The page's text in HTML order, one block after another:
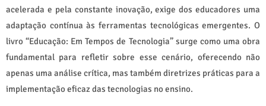
acelerada e pela constante inovação, exige dos educadores uma
adaptação contínua às ferramentas tecnológicas emergentes. O
livro “Educação: Em Tempos de Tecnologia” surge como uma obra
fundamental para refletir sobre esse cenário, oferecendo não
apenas uma análise crítica, mas também diretrizes práticas para a
implementação eficaz das tecnologias no ensino.